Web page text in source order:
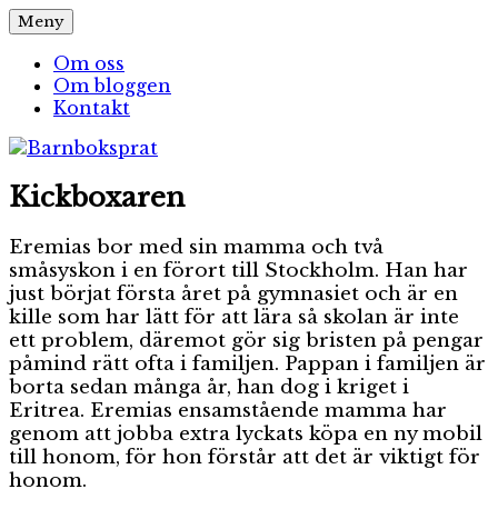
Hoppa
till
innehåll
Barnboksprat
– en blogg om barnböcker
Meny
Om oss
Om bloggen
Kontakt
Kickboxaren
Eremias bor med sin mamma och två
småsyskon i en förort till Stockholm. Han har
just börjat första året på gymnasiet och är en
kille som har lätt för att lära så skolan är inte
ett problem, däremot gör sig bristen på pengar
påmind rätt ofta i familjen. Pappan i familjen är
borta sedan många år, han dog i kriget i
Eritrea. Eremias ensamstående mamma har
genom att jobba extra lyckats köpa en ny mobil
till honom, för hon förstår att det är viktigt för
honom.